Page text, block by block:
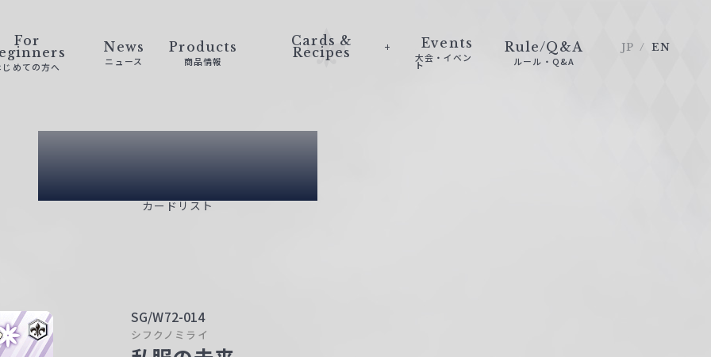
For
じめての方へ
News
ニュース
Products
商品情報
Cards &
Recipes
Events
大会・イベン
ト
Rule/Q&A
ルール・Q&A
JP EN
Card List
カードリスト
SG/W72-014
シフクノミライ